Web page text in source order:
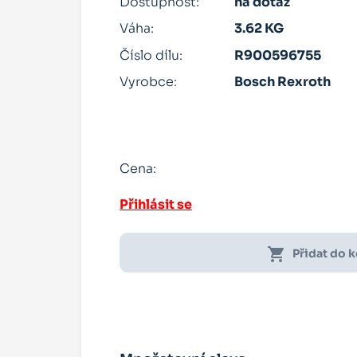
Váha:
3.62 KG
Číslo dílu:
R900596755
Vyrobce:
Bosch Rexroth
Cena:
Přihlásit se
shopping_cart Přidat do